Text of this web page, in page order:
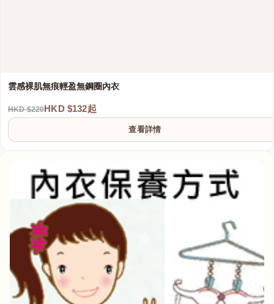
雲感裸肌無痕輕盈無鋼圈內衣
HKD $220HKD $132起
查看詳情